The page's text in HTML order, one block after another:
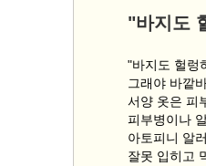
"바지도
"바지도 헐렁
그래야 바깥
서양 옷은 피
피부병이나
아토피니 알
잘못 입히고